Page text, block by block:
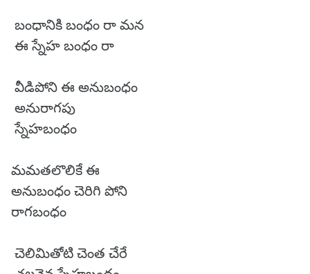
బంధానికి బంధం రా మన
ఈ స్నేహ బంధం రా
వీడిపోని ఈ అనుబంధం
అనురాగపు
స్నేహబంధం
మమతలొలికే ఈ
అనుబంధం చెరిగి పోని
రాగబంధం
చెలిమితోటి చెంత చేరే